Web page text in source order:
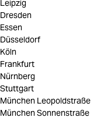
Leipzig
Dresden
Essen
Düsseldorf
Köln
Frankfurt
Nürnberg
Stuttgart
München Leopoldstraße
München Sonnenstraße